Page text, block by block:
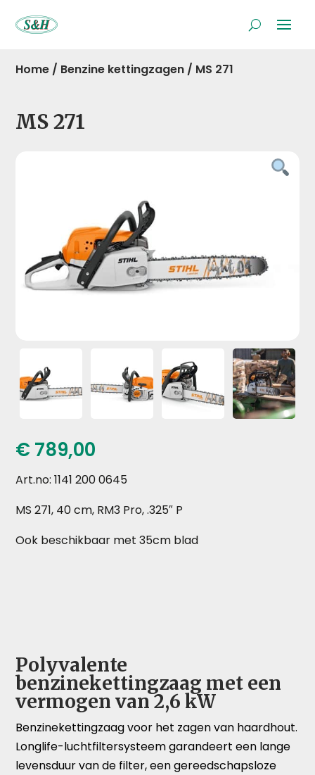
Home / Benzine kettingzagen / MS 271
MS 271
€ 789,00
Art.no: 1141 200 0645
MS 271, 40 cm, RM3 Pro, .325″ P
Ook beschikbaar met 35cm blad
Polyvalente
benzinekettingzaag met een
vermogen van 2,6 kW
Benzinekettingzaag voor het zagen van haardhout.
Longlife-luchtfiltersysteem garandeert een lange
levensduur van de filter, een gereedschapsloze